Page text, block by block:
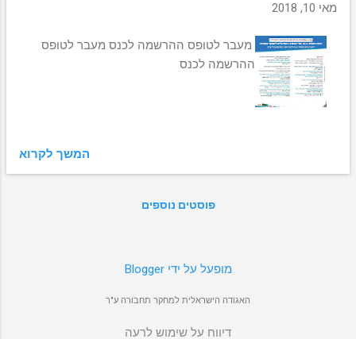
מאי 10, 2018
מעבר לטופס ההרשמה לכנס מעבר לטופס
ההרשמה לכנס
המשך לקרוא
פוסטים נוספים
‏מופעל על ידי Blogger
האגודה הישראלית למחקר תחבורה ע"ר
דיווח על שימוש לרעה